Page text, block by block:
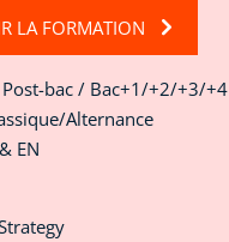
LA FORMATION
Post-bac / Bac+1/+2/+3/+4
Alternance
EN